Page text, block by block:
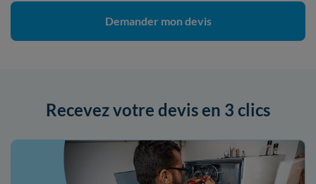
Demander mon devis
Recevez votre devis en 3 clics